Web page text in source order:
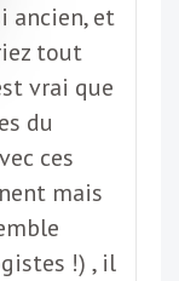
ancien, et
tout
vrai que
du
ces
mais
!) , il